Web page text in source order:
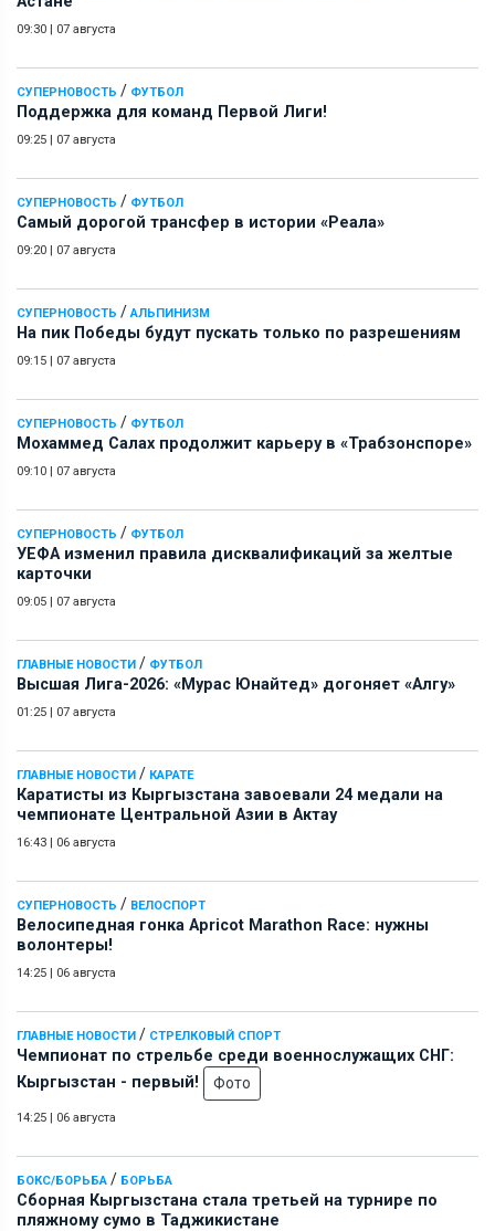
09:30 | 07 августа
СУПЕРНОВОСТЬ / ФУТБОЛ
Поддержка для команд Первой Лиги!
09:25 | 07 августа
СУПЕРНОВОСТЬ / ФУТБОЛ
Самый дорогой трансфер в истории «Реала»
09:20 | 07 августа
СУПЕРНОВОСТЬ / АЛЬПИНИЗМ
На пик Победы будут пускать только по разрешениям
09:15 | 07 августа
СУПЕРНОВОСТЬ / ФУТБОЛ
Мохаммед Салах продолжит карьеру в «Трабзонспоре»
09:10 | 07 августа
СУПЕРНОВОСТЬ / ФУТБОЛ
УЕФА изменил правила дисквалификаций за желтые
карточки
09:05 | 07 августа
ГЛАВНЫЕ НОВОСТИ / ФУТБОЛ
Высшая Лига-2026: «Мурас Юнайтед» догоняет «Алгу»
01:25 | 07 августа
ГЛАВНЫЕ НОВОСТИ / КАРАТЕ
Каратисты из Кыргызстана завоевали 24 медали на
чемпионате Центральной Азии в Актау
16:43 | 06 августа
СУПЕРНОВОСТЬ / ВЕЛОСПОРТ
Велосипедная гонка Apricot Marathon Race: нужны
волонтеры!
14:25 | 06 августа
ГЛАВНЫЕ НОВОСТИ / СТРЕЛКОВЫЙ СПОРТ
Чемпионат по стрельбе среди военнослужащих СНГ:
Кыргызстан - первый!
Фото
14:25 | 06 августа
БОКС/БОРЬБА / БОРЬБА
Сборная Кыргызстана стала третьей на турнире по
пляжному сумо в Таджикистане